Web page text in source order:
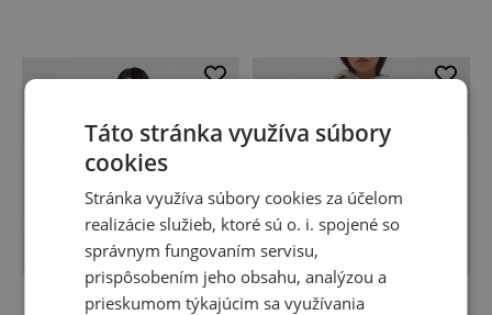
Táto stránka využíva súbory
cookies
Stránka využíva súbory cookies za účelom
realizácie služieb, ktoré sú o. i. spojené so
správnym fungovaním servisu,
prispôsobením jeho obsahu, analýzou a
prieskumom týkajúcim sa využívania